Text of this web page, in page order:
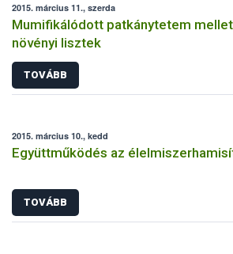
2015. március 11., szerda
Mumifikálódott patkánytetem
növényi lisztek
TOVÁBB
2015. március 10., kedd
Együttműködés az
TOVÁBB